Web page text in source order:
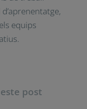
no només
temut,
i la
i